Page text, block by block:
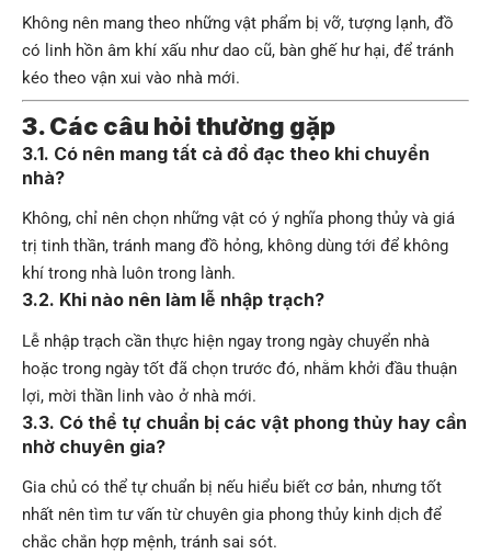
Không nên mang theo những vật phẩm bị vỡ, tượng lạnh, đồ
có linh hồn âm khí xấu như dao cũ, bàn ghế hư hại, để tránh
kéo theo vận xui vào nhà mới.
3. Các câu hỏi thường gặp
3.1. Có nên mang tất cả đồ đạc theo khi chuyển
nhà?
Không, chỉ nên chọn những vật có ý nghĩa phong thủy và giá
trị tinh thần, tránh mang đồ hỏng, không dùng tới để không
khí trong nhà luôn trong lành.
3.2. Khi nào nên làm lễ nhập trạch?
Lễ nhập trạch cần thực hiện ngay trong ngày chuyển nhà
hoặc trong ngày tốt đã chọn trước đó, nhằm khởi đầu thuận
lợi, mời thần linh vào ở nhà mới.
3.3. Có thể tự chuẩn bị các vật phong thủy hay cần
nhờ chuyên gia?
Gia chủ có thể tự chuẩn bị nếu hiểu biết cơ bản, nhưng tốt
nhất nên tìm tư vấn từ chuyên gia phong thủy kinh dịch để
chắc chắn hợp mệnh, tránh sai sót.